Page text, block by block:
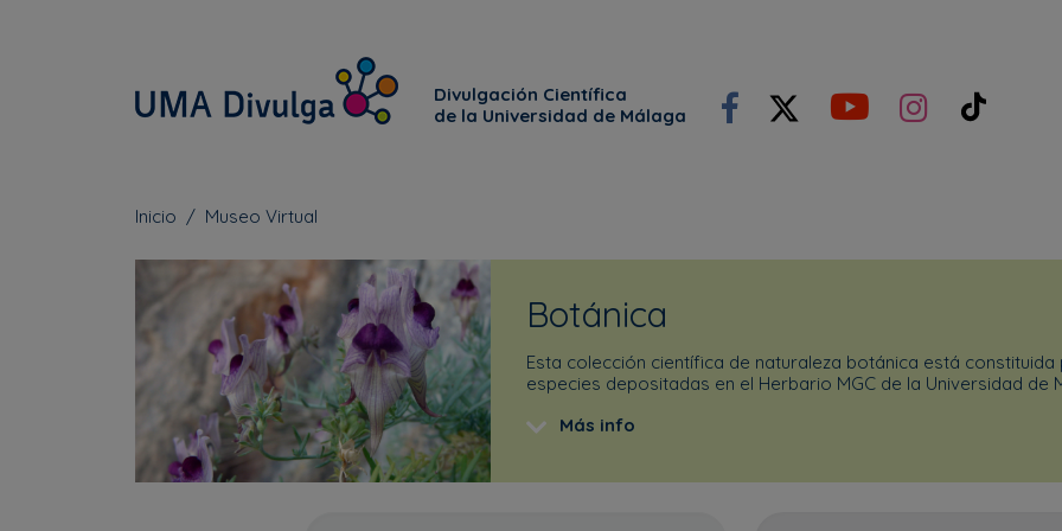
Divulgación Científica
de la Universidad de Málaga
Inicio Museo Virtual
Botánica
Esta colección científica de naturaleza botánica está
especies depositadas en el Herbario MGC de la Universidad de
Más info